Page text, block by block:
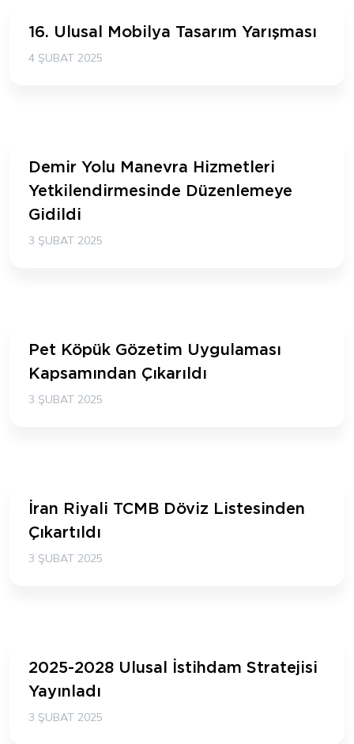
16. Ulusal Mobilya Tasarım Yarışması
4 ŞUBAT 2025
Demir Yolu Manevra Hizmetleri
Yetkilendirmesinde Düzenlemeye
Gidildi
3 ŞUBAT 2025
Pet Köpük Gözetim Uygulaması
Kapsamından Çıkarıldı
3 ŞUBAT 2025
İran Riyali TCMB Döviz Listesinden
Çıkartıldı
3 ŞUBAT 2025
2025-2028 Ulusal İstihdam Stratejisi
Yayınladı
3 ŞUBAT 2025